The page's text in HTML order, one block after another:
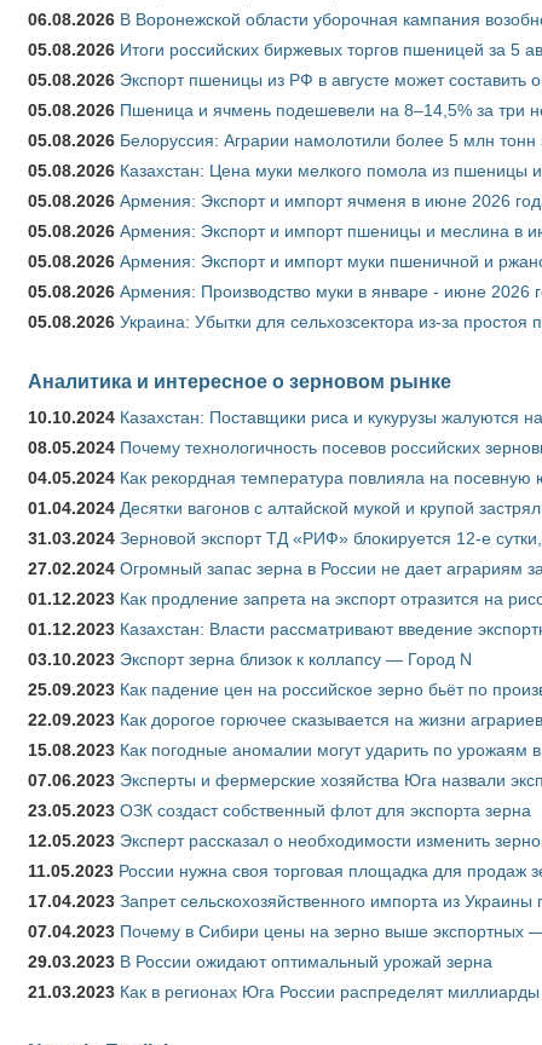
06.08.2026 В Воронежской области уборочная кампания
05.08.2026 Итоги российских биржевых торгов пшеницей за 5
05.08.2026 Экспорт пшеницы из РФ в августе может составить
05.08.2026 Пшеница и ячмень подешевели на 8–14,5% за три
05.08.2026 Белоруссия: Аграрии намолотили более 5 млн тонн
05.08.2026 Казахстан: Цена муки мелкого помола из пшеницы
05.08.2026 Армения: Экспорт и импорт ячменя в июне 2026
05.08.2026 Армения: Экспорт и импорт пшеницы и меслина в
05.08.2026 Армения: Экспорт и импорт муки пшеничной и
05.08.2026 Армения: Производство муки в январе - июне 2026
05.08.2026 Украина: Убытки для сельхозсектора из-за простоя
Аналитика и интересное о зерновом рынке
10.10.2024 Казахстан: Поставщики риса и кукурузы жалуются
08.05.2024 Почему технологичность посевов российских
04.05.2024 Как рекордная температура повлияла на
01.04.2024 Десятки вагонов с алтайской мукой и крупой
31.03.2024 Зерновой экспорт ТД «РИФ» блокируется 12-е
27.02.2024 Огромный запас зерна в России не дает аграриям
01.12.2023 Как продление запрета на экспорт отразится на
01.12.2023 Казахстан: Власти рассматривают введение
03.10.2023 Экспорт зерна близок к коллапсу — Город N
25.09.2023 Как падение цен на российское зерно бьёт по
22.09.2023 Как дорогое горючее сказывается на жизни аграриев
15.08.2023 Как погодные аномалии могут ударить по урожаям
07.06.2023 Эксперты и фермерские хозяйства Юга назвали
23.05.2023 ОЗК создаст собственный флот для экспорта зерна
12.05.2023 Эксперт рассказал о необходимости изменить
11.05.2023 России нужна своя торговая площадка для продаж
17.04.2023 Запрет сельскохозяйственного импорта из
07.04.2023 Почему в Сибири цены на зерно выше экспортных
29.03.2023 В России ожидают оптимальный урожай зерна
21.03.2023 Как в регионах Юга России распределят